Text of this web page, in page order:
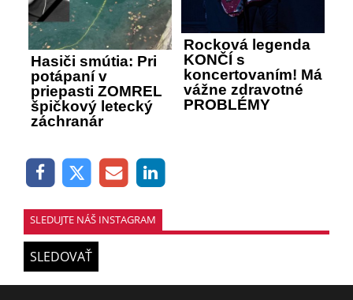
Hasiči smútia: Pri
potápaní v
priepasti ZOMREL
špičkový letecký
záchranár
Rocková legenda
KONČÍ s
koncertovaním! Má
vážne zdravotné
PROBLÉMY
SLEDUJTE NÁŠ INSTAGRAM
SLEDOVAŤ